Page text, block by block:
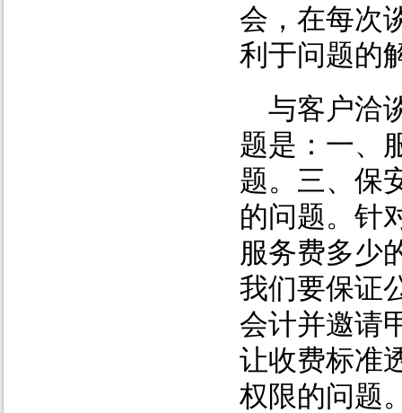
会，在每次
利于问题的
与客户洽
题是：一、
题。三、保
的问题。针
服务费多少
我们要保证
会计并邀请
让收费标准
权限的问题